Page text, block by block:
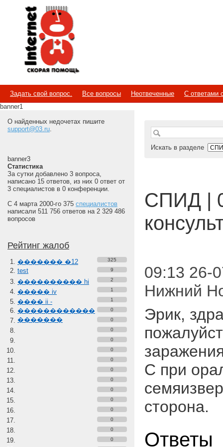
Internet
Скорая помощь
Задать свой вопрос. Все вопросы Неотвеченные
С ответами
banner1
О найденных недочетах пишите
support@03.ru.
banner3
Статистика
За сутки добавлено 3 вопроса,
написано 15 ответов, из них 0 ответ от
3 специалистов в 0 конференции.
С 4 марта 2000-го 375 специалистов
написали 511 756 ответов на 2 329 486
вопросов
Рейтинг жалоб
������� �12 325
test 9
���������� hi 2
����� iv 1
���� ii -
������������
�������
1
0
0
0
0
0
0
0
0
0
0
0
0
0
0
Искать в разделе
СПИД |
09:13 26-
Нижний
Эрик,
С при
сторона.
Ответы